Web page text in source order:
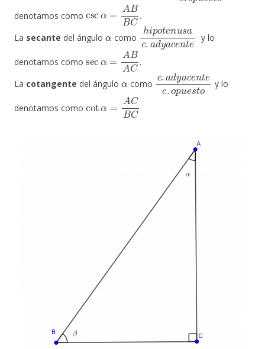
denotamos como
BBC
.
La secante del ángulo como
hipotenusac
y lo
denotamos como
BAC
.
La cotangente del ángulo como
c.adyacente
y lo
denotamos como
CBC
.